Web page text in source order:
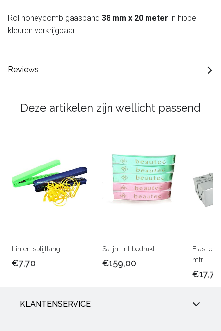
Rol honeycomb gaasband 38 mm x 20 meter in hippe
kleuren verkrijgbaar.
Reviews
Deze artikelen zijn wellicht passend
Linten splijttang
€7,70
Satijn lint bedrukt
€159,00
Elastiek
mtr.
€17,75
KLANTENSERVICE